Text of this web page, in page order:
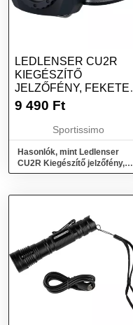
LEDLENSER CU2R
KIEGÉSZÍTŐ
JELZŐFÉNY, FEKETE,
MÉRET
9 490 Ft
Sportissimo
Hasonlók, mint Ledlenser
CU2R Kiegészítő jelzőfény,
fekete, méret